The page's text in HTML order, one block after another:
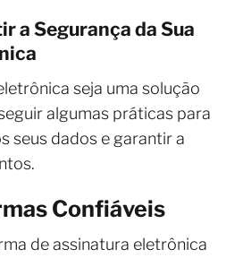
a Segurança da Sua
seja uma solução
algumas práticas para
seus dados e garantir a
Confiáveis
de assinatura eletrônica